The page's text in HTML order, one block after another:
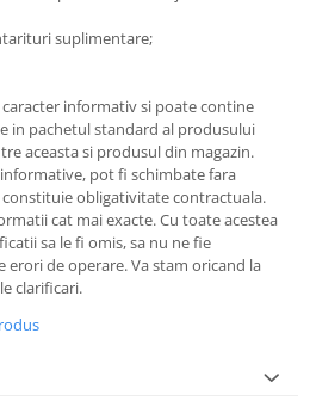
suplimentare;
informativ si poate contine
in pachetul standard al produsului
aceasta si produsul din magazin.
pot fi schimbate fara
obligativitate contractuala.
cat mai exacte. Cu toate acestea
sa le fi omis, sa nu ne fie
de operare. Va stam oricand la
clarificari.